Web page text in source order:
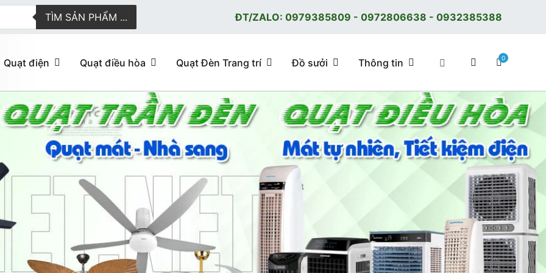
TÌM SẢN PHẨM ... ĐT/ZALO: 0979385809 - 0972806638 - 0932385388
tuyến giao hàng nhanh
hòa, quạt trần đèn trang trí, đèn trang trí chính Hãng, loại tốt, giá tốt, có F.reeShip tại Hà Nội
Quạt điện Quạt điều hòa Quạt Đèn Trang trí Đồ sưởi Thông tin 0